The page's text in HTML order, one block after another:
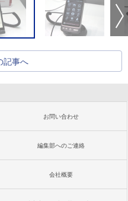
記事へ
お問い合わせ
編集部へのご連絡
会社概要